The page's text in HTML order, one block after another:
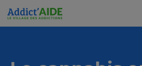
Aller au contenu principal
Panneau de gestion des cookies